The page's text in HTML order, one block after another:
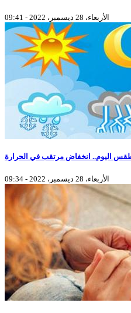
الأربعاء، 28 ديسمبر، 2022 - 09:41
اليوم.. انخفاض مرتقب في الحرارة
الأربعاء، 28 ديسمبر، 2022 - 09:34